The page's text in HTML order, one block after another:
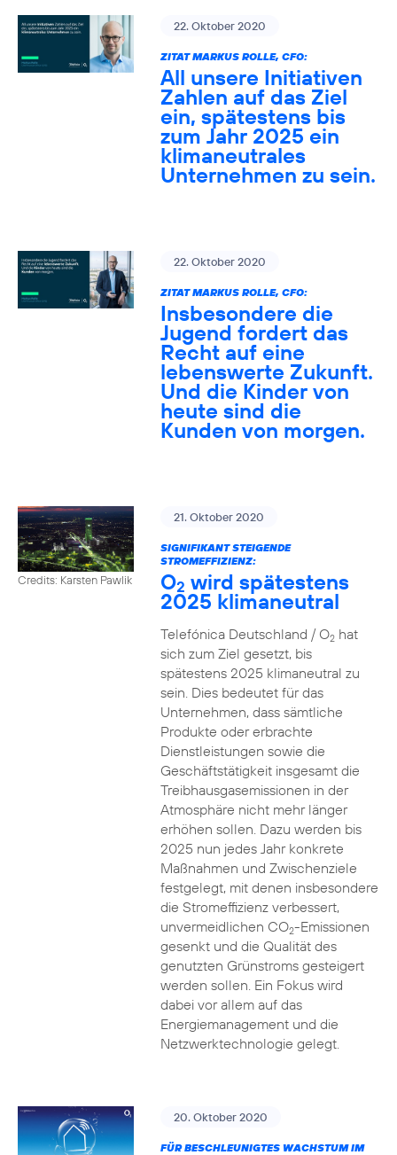
22. Oktober 2020
ZITAT MARKUS ROLLE, CFO:
All unsere Initiativen
Zahlen auf das Ziel
ein, spätestens bis
zum Jahr 2025 ein
klimaneutrales
Unternehmen zu sein.
22. Oktober 2020
ZITAT MARKUS ROLLE, CFO:
Insbesondere die
Jugend fordert das
Recht auf eine
lebenswerte Zukunft.
Und die Kinder von
heute sind die
Kunden von morgen.
Credits: Karsten Pawlik
21. Oktober 2020
SIGNIFIKANT STEIGENDE
STROMEFFIZIENZ:
O2 wird spätestens
2025 klimaneutral
Telefónica Deutschland / O2hat
sich zum Ziel gesetzt, bis
spätestens 2025 klimaneutral zu
sein. Dies bedeutet für das
Unternehmen, dass sämtliche
Produkte oder erbrachte
Dienstleistungen sowie die
Geschäftstätigkeit insgesamt die
Treibhausgasemissionen in der
Atmosphäre nicht mehr länger
erhöhen sollen. Dazu werden bis
2025 nun jedes Jahr konkrete
Maßnahmen und Zwischenziele
festgelegt, mit denen insbesondere
die Stromeffizienz verbessert,
unvermeidlichen CO2-Emissionen
gesenkt und die Qualität des
genutzten Grünstroms gesteigert
werden sollen. Ein Fokus wird
dabei vor allem auf das
Energiemanagement und die
Netzwerktechnologie gelegt.
20. Oktober 2020
FÜR BESCHLEUNIGTES WACHSTUM IM